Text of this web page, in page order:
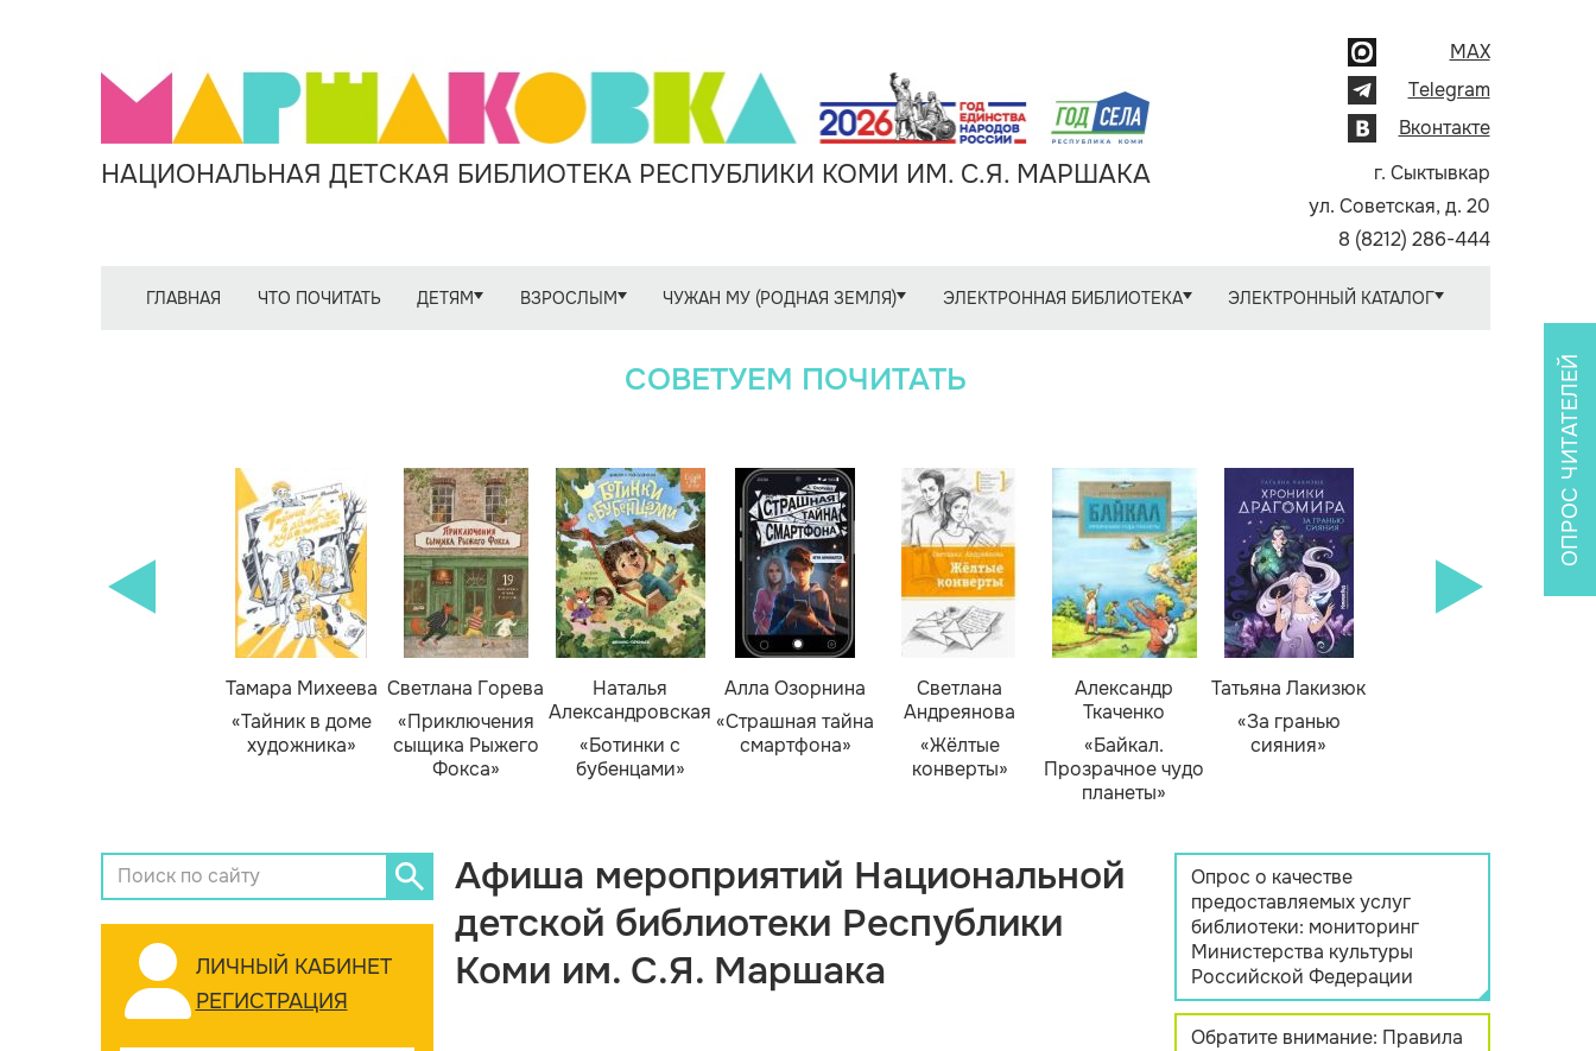
НАЦИОНАЛЬНАЯ ДЕТСКАЯ БИБЛИОТЕКА РЕСПУБЛИКИ КОМИ ИМ. С.Я. МАРШАКА
MAX
Telegram
Вконтакте
г. Сыктывкар
ул. Советская, д. 20
8 (8212) 286-444
ГЛАВНАЯ ЧТО ПОЧИТАТЬ ДЕТЯМ ВЗРОСЛЫМ ЧУЖАН МУ (РОДНАЯ ЗЕМЛЯ) ЭЛЕКТРОННАЯ БИБЛИОТЕКА ЭЛЕКТРОННЫЙ КАТАЛОГ
СОВЕТУЕМ ПОЧИТАТЬ
Тамара Михеева
«Тайник в доме
художника»
Светлана Горева
«Приключения
сыщика Рыжего
Фокса»
Наталья
Александровская
«Ботинки с
бубенцами»
Алла Озорнина
«Страшная тайна
смартфона»
Светлана
Андреянова
«Жёлтые
конверты»
Александр
Ткаченко
«Байкал.
Прозрачное чудо
планеты»
Татьяна Лакизюк
«За гранью
сияния»
ЛИЧНЫЙ КАБИНЕТ
РЕГИСТРАЦИЯ
Афиша мероприятий Национальной
детской библиотеки Республики
Коми им. С.Я. Маршака
ОПРОС ЧИТАТЕЛЕЙ
Опрос о качестве
предоставляемых услуг
библиотеки: мониторинг
Министерства культуры
Российской Федерации
Обратите внимание: Правила